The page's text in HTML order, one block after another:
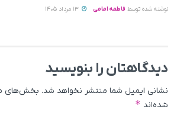
نوشته شده توسط فاطمه امامی
دیدگاهتان را بنویسید
نشانی ایمیل شما منتشر نخواهد شد. بخش‌های
شده‌اند *